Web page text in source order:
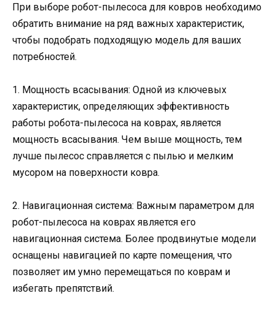
При выборе робот-пылесоса для ковров необходимо
обратить внимание на ряд важных характеристик,
чтобы подобрать подходящую модель для ваших
потребностей.
1. Мощность всасывания: Одной из ключевых
характеристик, определяющих эффективность
работы робота-пылесоса на коврах, является
мощность всасывания. Чем выше мощность, тем
лучше пылесос справляется с пылью и мелким
мусором на поверхности ковра.
2. Навигационная система: Важным параметром для
робот-пылесоса на коврах является его
навигационная система. Более продвинутые модели
оснащены навигацией по карте помещения, что
позволяет им умно перемещаться по коврам и
избегать препятствий.